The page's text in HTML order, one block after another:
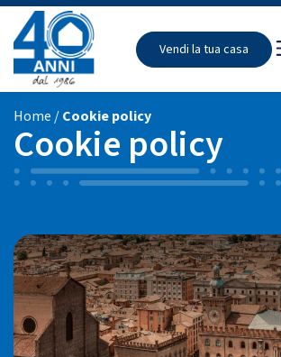
Vendi la tua casa
Home/Cookie policy
Cookie policy